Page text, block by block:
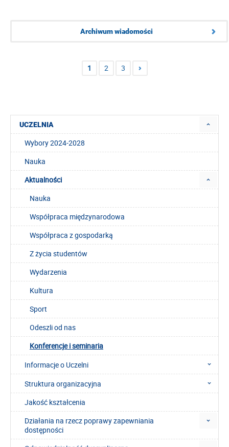
Archiwum wiadomości
1 2 3
UCZELNIA
Wybory 2024-2028
Nauka
Aktualności
Nauka
Współpraca międzynarodowa
Współpraca z gospodarką
Z życia studentów
Wydarzenia
Kultura
Sport
Odeszli od nas
Konferencje i seminaria
Informacje o Uczelni
Struktura organizacyjna
Jakość kształcenia
Działania na rzecz poprawy zapewniania
dostępności